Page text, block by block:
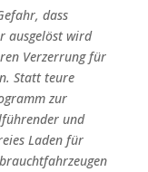
dass
ausgelöst wird
Verzerrung für
Statt teure
zur
und
Laden für